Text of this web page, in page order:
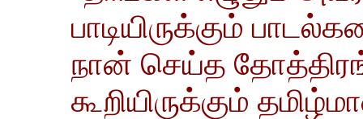
பாடியிருக்கும்
நான் செய்த
கூறியிருக்கும்